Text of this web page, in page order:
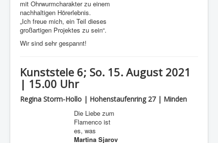
mit Ohrwurmcharakter zu einem
nachhaltigen Hörerlebnis.
„Ich freue mich, ein Teil dieses
großartigen Projektes zu sein“.
Wir sind sehr gespannt!
Kunststele 6; So. 15. August 2021
| 15.00 Uhr
Regina Storm-Hollo | Hohenstaufenring 27 | Minden
Die Liebe zum
Flamenco ist
es, was
Martina Sjarov